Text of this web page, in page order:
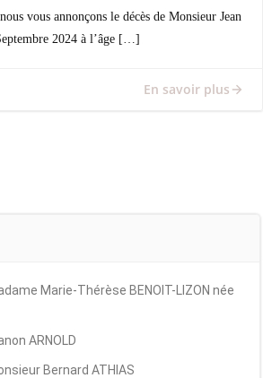
vous annonçons le décès de Monsieur Jean
2024 à l’âge […]
En savoir plus
Marie-Thérèse BENOIT-LIZON née
ARNOLD
Bernard ATHIAS